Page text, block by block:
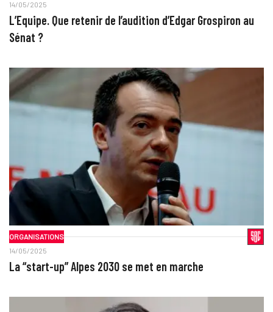
14/05/2025
L’Equipe. Que retenir de l’audition d’Edgar Grospiron au
Sénat ?
ORGANISATIONS
14/05/2025
La “start-up” Alpes 2030 se met en marche